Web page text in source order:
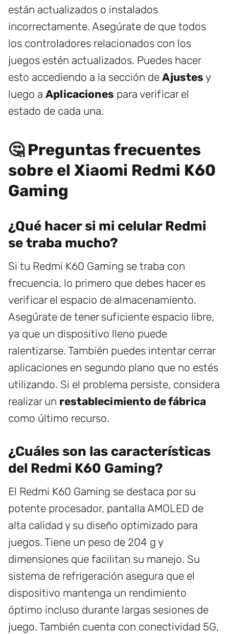
están actualizados o instalados
incorrectamente. Asegúrate de que todos
los controladores relacionados con los
juegos estén actualizados. Puedes hacer
esto accediendo a la sección de Ajustes y
luego a Aplicaciones para verificar el
estado de cada una.
🤔 Preguntas frecuentes
sobre el Xiaomi Redmi K60
Gaming
¿Qué hacer si mi celular Redmi
se traba mucho?
Si tu Redmi K60 Gaming se traba con
frecuencia, lo primero que debes hacer es
verificar el espacio de almacenamiento.
Asegúrate de tener suficiente espacio libre,
ya que un dispositivo lleno puede
ralentizarse. También puedes intentar cerrar
aplicaciones en segundo plano que no estés
utilizando. Si el problema persiste, considera
realizar un restablecimiento de fábrica
como último recurso.
¿Cuáles son las características
del Redmi K60 Gaming?
El Redmi K60 Gaming se destaca por su
potente procesador, pantalla AMOLED de
alta calidad y su diseño optimizado para
juegos. Tiene un peso de 204 g y
dimensiones que facilitan su manejo. Su
sistema de refrigeración asegura que el
dispositivo mantenga un rendimiento
óptimo incluso durante largas sesiones de
juego. También cuenta con conectividad 5G,